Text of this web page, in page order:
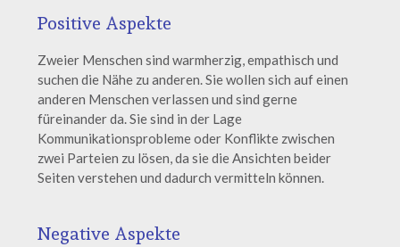
Positive Aspekte
Zweier Menschen sind warmherzig, empathisch und
suchen die Nähe zu anderen. Sie wollen sich auf einen
anderen Menschen verlassen und sind gerne
füreinander da. Sie sind in der Lage
Kommunikationsprobleme oder Konflikte zwischen
zwei Parteien zu lösen, da sie die Ansichten beider
Seiten verstehen und dadurch vermitteln können.
Negative Aspekte